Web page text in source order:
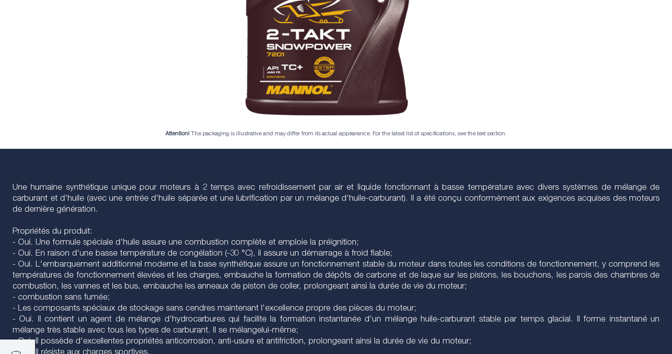
Attention! The packaging is illustrative and may differ from its actual appearance. For the latest list of specifications, see the text section.
Une humaine synthétique unique pour moteurs à 2 temps avec refroidissement par air et liquide fonctionnant à basse température avec divers systèmes de mélange de
carburant et d'huile (avec une entrée d'huile séparée et une lubrification par un mélange d'huile-carburant). Il a été conçu conformément aux exigences acquises des moteurs
de dernière génération.
Propriétés du produit:
- Oui. Une formule spéciale d'huile assure une combustion complète et emploie la préignition;
- Oui. En raison d'une basse température de congélation (-30 °C), il assure un démarrage à froid fiable;
- Oui. L'embarquement additionnel moderne et la base synthétique assure un fonctionnement stable du moteur dans toutes les conditions de fonctionnement, y comprend les
températures de fonctionnement élevées et les charges, embauche la formation de dépôts de carbone et de laque sur les pistons, les bouchons, les parois des chambres de
combustion, les vannes et les bus, embauche les anneaux de piston de coller, prolongeant ainsi la durée de vie du moteur;
- combustion sans fumée;
- Les composants spéciaux de stockage sans cendres maintenant l'excellence propre des pièces du moteur;
- Oui. Il contient un agent de mélange d'hydrocarbures qui facilite la formation instantanée d'un mélange huile-carburant stable par temps glacial. Il forme instantané un
mélange très stable avec tous les types de carburant. Il se mélangelui-même;
- Oui. Il possède d'excellentes propriétés anticorrosion, anti-usure et antifriction, prolongeant ainsi la durée de vie du moteur;